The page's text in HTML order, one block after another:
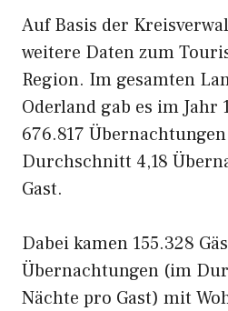
Auf Basis der
weitere Daten zum
Region. Im gesamten
Oderland gab es im Jahr
676.817
Durchschnitt 4,18
Gast.
Dabei kamen 155.328
Übernachtungen (im
Nächte pro Gast) mit